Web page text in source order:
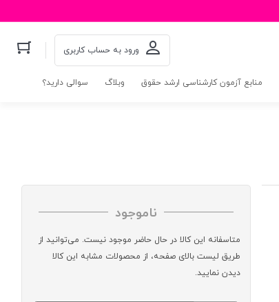
ورود به حساب کاربری
منابع آزمون کارشناسی ارشد حقوق وبلاگ سوالی دارید؟
ناموجود
متاسفانه این کالا در حال حاضر موجود نیست. می‌توانید از
طریق لیست بالای صفحه، از محصولات مشابه این کالا
دیدن نمایید.